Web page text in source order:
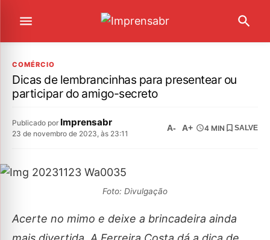
COMÉRCIO
Dicas de lembrancinhas para presentear ou
participar do amigo-secreto
Publicado por Imprensabr
23 de novembro de 2023, às 23:11
A- A+ 4 MIN SALVE
Foto: Divulgação
Acerte no mimo e deixe a brincadeira ainda